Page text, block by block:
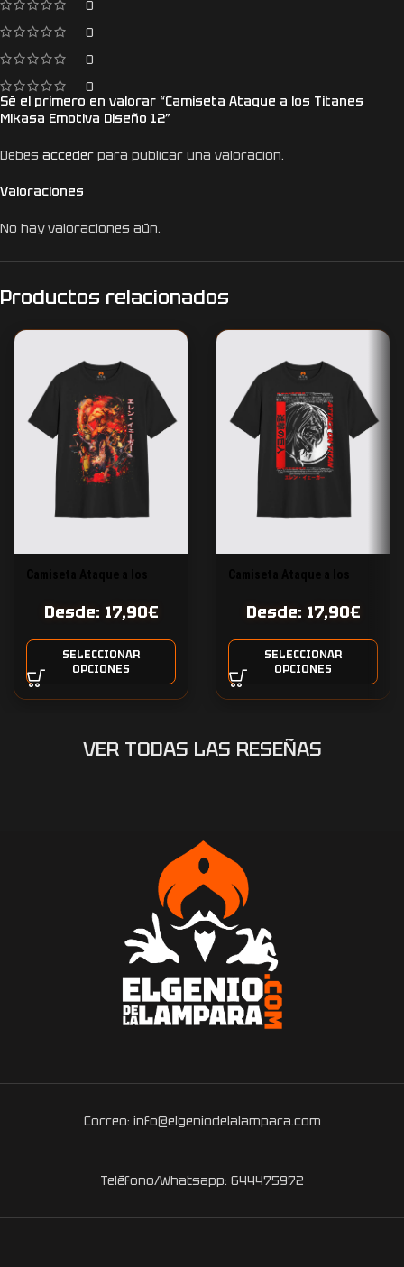
0
0
0
0
Valoraciones
No hay valoraciones aún.
Sé el primero en valorar “Camiseta Ataque a los Titanes
Mikasa Emotiva Diseño 12”
Debes acceder para publicar una valoración.
Productos relacionados
Desde: 17,90€
SELECCIONAR
OPCIONES
Diseño 20
Desde: 17,90€
SELECCIONAR
OPCIONES
VER TODAS LAS RESEÑAS
Correo: info@elgeniodelalampara.com
Teléfono/Whatsapp: 644475972